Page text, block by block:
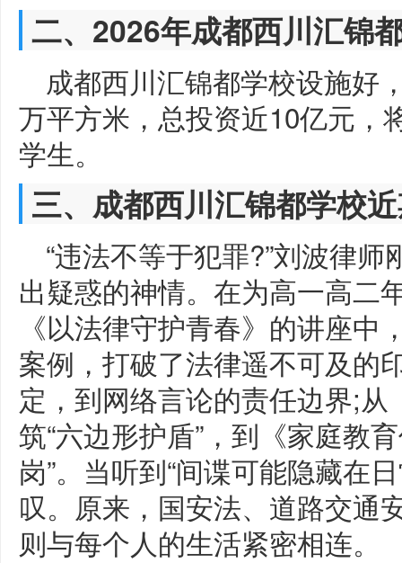
二、2026年成都西川汇锦
成都西川汇锦都学校设施好
万平方米，总投资近10亿元，
学生。
三、成都西川汇锦都学校
“违法不等于犯罪?”刘波律
出疑惑的神情。在为高一高二
《以法律守护青春》的讲座
案例，打破了法律遥不可及
定，到网络言论的责任边界;
筑“六边形护盾”，到《家庭教
岗”。当听到“间谍可能隐藏在
叹。原来，国安法、道路交通
则与每个人的生活紧密相连。